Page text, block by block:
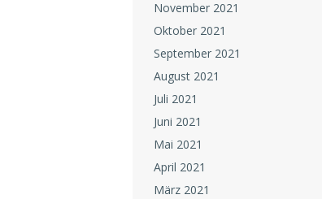
November 2021
Oktober 2021
September 2021
August 2021
Juli 2021
Juni 2021
Mai 2021
April 2021
März 2021